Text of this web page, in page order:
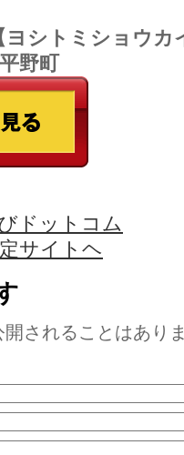
ヨシトミショウ
野町
ドットコム
サイトヘ
開されることはあり